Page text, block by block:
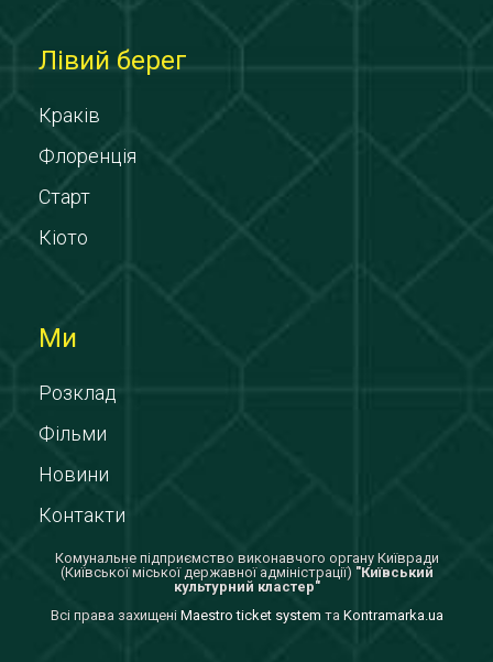
Лівий берег
Краків
Флоренція
Старт
Кіото
Ми
Розклад
Фільми
Новини
Контакти
Комунальне підприємство виконавчого органу Київради
(Київської міської державної адміністрації) "Київський
культурний кластер"
Всi права захищенi Maestro ticket system та Kontramarka.ua